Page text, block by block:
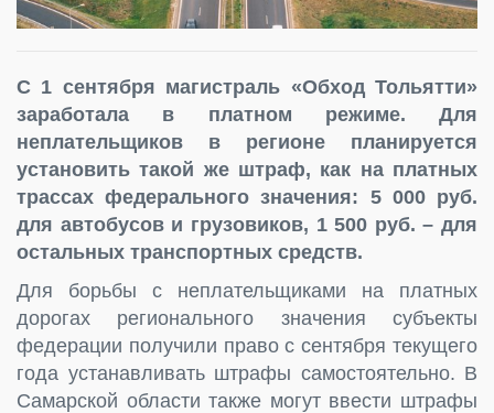
С 1 сентября магистраль «Обход Тольятти»
заработала в платном режиме. Для
неплательщиков в регионе планируется
установить такой же штраф, как на платных
трассах федерального значения: 5 000 руб.
для автобусов и грузовиков, 1 500 руб. – для
остальных транспортных средств.
Для борьбы с неплательщиками на платных
дорогах регионального значения субъекты
федерации получили право с сентября текущего
года устанавливать штрафы самостоятельно. В
Самарской области также могут ввести штрафы